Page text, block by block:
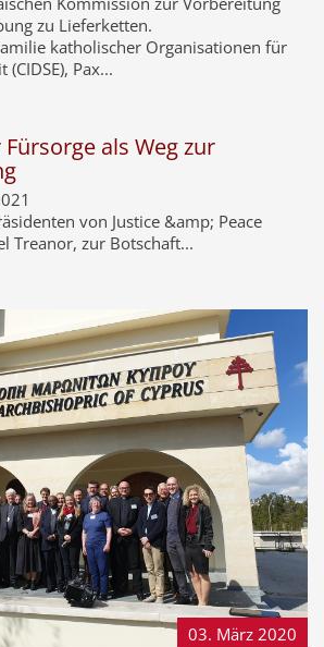
zu Lieferketten.
katholischer Organisationen für
Pax...
als Weg zur
von Justice &amp; Peace
Treanor, zur Botschaft...
03. März 2020